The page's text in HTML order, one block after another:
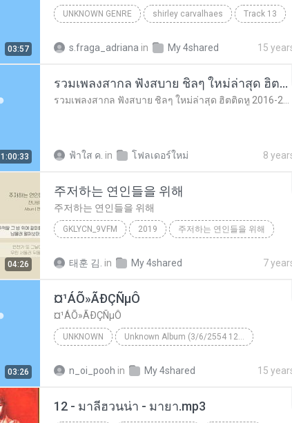
03:57
UNKNOWN GENRE shirley carvalhaes Track 13
s.fraga_adriana in My 4shared 15
1:00:33
รวมเพลงสากล ฟังสบาย ชิลๆ ใหม่ล่าสุด ฮิตติดหู 2016-2017
ฟ้าใส ค. in โฟลเดอร์ใหม่ 8
04:26
주저하는 연인들을 위해
주저하는 연인들을 위해
GKLYCN_9VFM 2019 주저하는 연인들을 위해
태훈 김. in My 4shared 7
03:26
¤¹ÁÕ»ÃÐÇÑµÔ
¤¹ÁÕ»ÃÐÇÑµÔ
UNKNOWN Unknown Album (3/6/2554 12:50:57)
n_oi_pooh in My 4shared 15
12 - มาลีฮวนน่า - มายา.mp3